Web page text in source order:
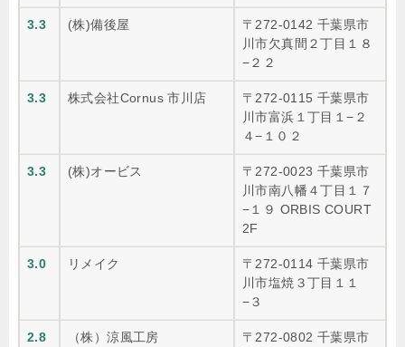
3.3 (株)備後屋
〒272-0142 千葉県市
川市欠真間２丁目１８
−２２
3.3 株式会社Cornus 市川店
〒272-0115 千葉県市
川市富浜１丁目１−２
４−１０２
3.3 (株)オービス
〒272-0023 千葉県市
川市南八幡４丁目１７
−１９ ORBIS COURT
2F
3.0 リメイク
〒272-0114 千葉県市
川市塩焼３丁目１１
−３
2.8 （株）涼風工房
〒272-0802 千葉県市